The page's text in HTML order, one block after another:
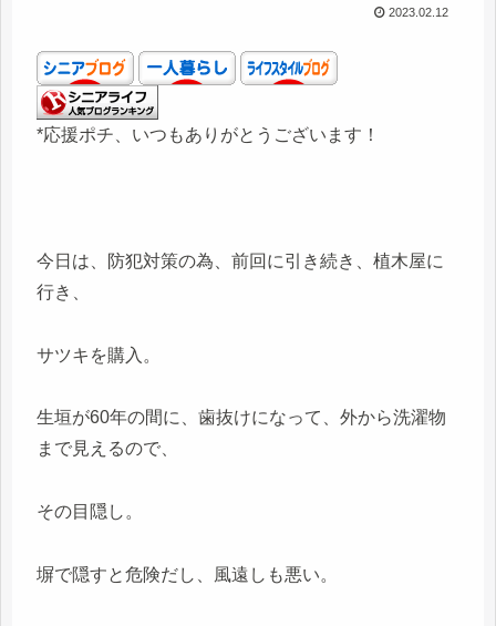
2023.02.12
*応援ポチ、いつもありがとうございます！
今日は、防犯対策の為、前回に引き続き、植木屋に
行き、
サツキを購入。
生垣が60年の間に、歯抜けになって、外から洗濯物
まで見えるので、
その目隠し。
塀で隠すと危険だし、風遠しも悪い。